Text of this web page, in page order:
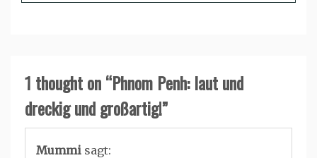
1 thought on “Phnom Penh: laut und
dreckig und großartig!”
Mummi sagt: